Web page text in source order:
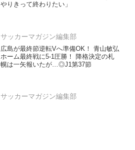
やりきって終わりたい」
サッカーマガジン編集部
広島が最終節逆転Vへ準備OK！ 青山敏弘
ホーム最終戦に5-1圧勝！ 降格決定の札
幌は一矢報いたが…◎J1第37節
サッカーマガジン編集部